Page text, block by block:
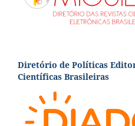
Diretório de Políticas
Científicas Brasileiras